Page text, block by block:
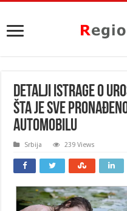
DETALJI ISTRAGE O
šta je sve
automobilu
Srbija 239 Views